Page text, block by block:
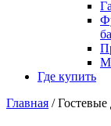
Где купить
Главная /